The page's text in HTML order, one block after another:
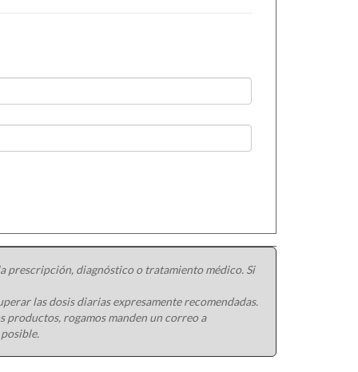
prescripción, diagnóstico o tratamiento médico. Si
las dosis diarias expresamente recomendadas.
productos, rogamos manden un correo a